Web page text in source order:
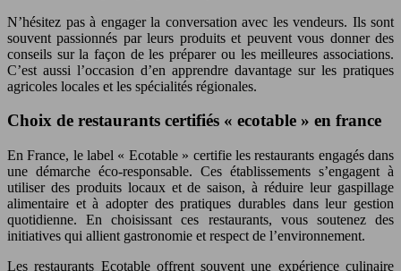
N’hésitez pas à engager la conversation avec les vendeurs. Ils sont
souvent passionnés par leurs produits et peuvent vous donner des
conseils sur la façon de les préparer ou les meilleures associations.
C’est aussi l’occasion d’en apprendre davantage sur les pratiques
agricoles locales et les spécialités régionales.
Choix de restaurants certifiés « ecotable » en france
En France, le label « Ecotable » certifie les restaurants engagés dans
une démarche éco-responsable. Ces établissements s’engagent à
utiliser des produits locaux et de saison, à réduire leur gaspillage
alimentaire et à adopter des pratiques durables dans leur gestion
quotidienne. En choisissant ces restaurants, vous soutenez des
initiatives qui allient gastronomie et respect de l’environnement.
Les restaurants Ecotable offrent souvent une expérience culinaire